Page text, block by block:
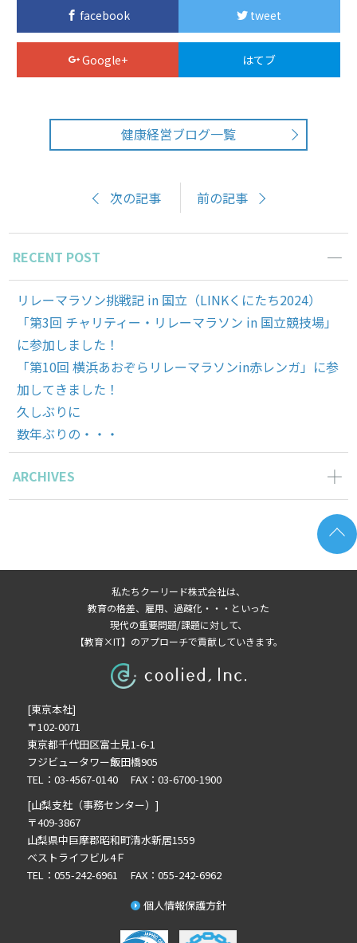
facebook tweet
Google+ はてブ
健康経営ブログ一覧
次の記事 前の記事
RECENT POST
リレーマラソン挑戦記 in 国立（LINKくにたち2024）
「第3回 チャリティー・リレーマラソン in 国立競技場」
に参加しました！
「第10回 横浜あおぞらリレーマラソンin赤レンガ」に参
加してきました！
久しぶりに
数年ぶりの・・・
ARCHIVES
2022年8月の記事一覧(1)
2022年7月の記事一覧(1)
2022年5月の記事一覧(3)
2022年4月の記事一覧(1)
2022年3月の記事一覧(1)
2022年2月の記事一覧(1)
2022年1月の記事一覧(1)
2021年11月の記事一覧(1)
2021年9月の記事一覧(4)
2021年8月の記事一覧(3)
2021年6月の記事一覧(2)
2021年4月の記事一覧(5)
2021年2月の記事一覧(5)
2020年12月の記事一覧(3)
2020年11月の記事一覧(4)
私たちクーリード株式会社は、
教育の格差、雇用、過疎化・・・といった
現代の重要問題/課題に対して、
【教育×IT】のアプローチで貢献していきます。
[東京本社]
〒102-0071
東京都千代田区富士見1-6-1
フジビュータワー飯田橋905
TEL：03-4567-0140 FAX：03-6700-1900
[山梨支社（事務センター）]
〒409-3867
山梨県中巨摩郡昭和町清水新居1559
ベストライフビル4Ｆ
TEL：055-242-6961 FAX：055-242-6962
個人情報保護方針